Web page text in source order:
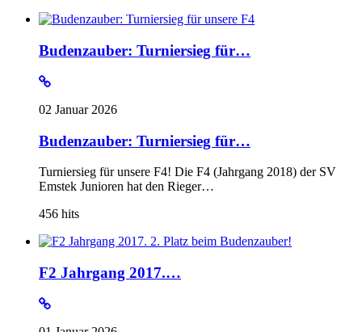
Budenzauber: Turniersieg für…
02 Januar 2026
Budenzauber: Turniersieg für…
Turniersieg für unsere F4! Die F4 (Jahrgang 2018) der SV
Emstek Junioren hat den Rieger…
456 hits
F2 Jahrgang 2017.…